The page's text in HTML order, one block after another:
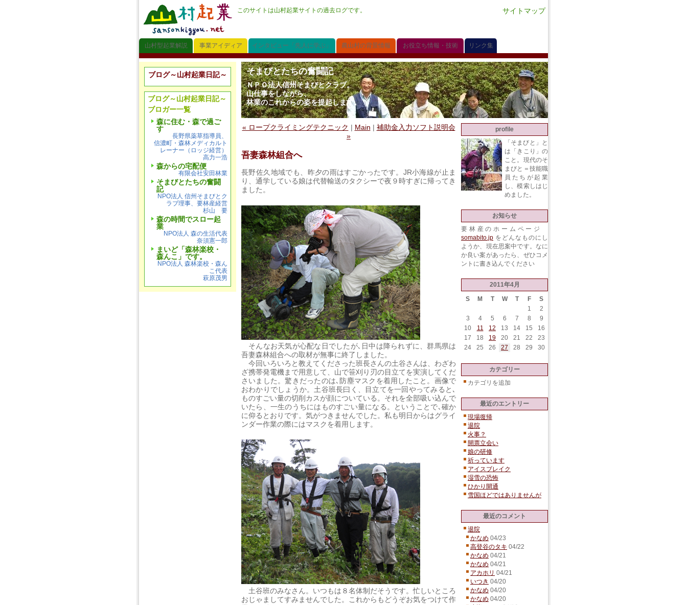
このサイトは山村起業サイトの過去ログです。 サイトマップ
山村型起業解説 事業アイディア インタビュー「先人に学ぶ」 農山村の背景情報 お役立ち情報・技術 リンク集
そまびとたちの奮闘記
ＮＰＯ法人信州そまびとクラブ。
山仕事をしながら、
林業のこれからの姿を提起します。
« ロープクライミングテクニック | Main | 補助金入力ソフト説明会
»
吾妻森林組合へ
長野佐久地域でも、昨夕の雨はすごかったです。JR小海線が止ま
り、通学している娘は代替輸送のタクシーで夜９時すぎに帰ってき
ました。
そんなお天気が心配な日でしたが､日中は降られずに、群馬県は
吾妻森林組合への取材が無事に終了しました。
今回いろいろと教えてくださった班長さんの土谷さんは、わざわ
ざ携帯発電機まで用意して、山で笹刈り刃の目立てを実演してくだ
さいました。驚きだったのは､防塵マスクを着用したこと。画像で
おわかりでしょうか。土谷班長曰く、目立てを一回やってみると､
ものすごい量の切削カスが顔についている。それを全部吸い込んで
いたら、一生のうちにはものすごい量になる。ということで､確か
に仰るとおりです。気がつきませんでした。私も明日からはグライ
ンダー作業の際にはマスクを着用します。
土谷班のみなさん。いつもは８名体制だそうです。忙しいところ
おじゃましてすみませんでした。これからもどうぞお気をつけて作
profile
「そまびと」と
は「きこり」の
こと。現代のそ
まびと＝技能職
員たちが起業
し、模索しはじ
めました。
お知らせ
要林産のホームページ
somabito.jp をどんなものにし
ようか、現在思案中です。なに
か良い案があったら、ぜひコメ
ントに書き込んでください
2011年4月
S
M T W T F
S
1
2
3
4 5 6 7 8
9
10
11 12 13 14 15
16
17
18 19 20 21 22
23
24
25 26 27 28 29 30
カテゴリー
カテゴリを追加
最近のエントリー
現場復帰
退院
火事？
開票立会い
娘の研修
祈っています
アイスブレイク
湿雪の恐怖
ひかり開通
雪国ほどではありませんが
最近のコメント
退院
かなめ 04/23
高登谷のタキ 04/22
かなめ 04/21
かなめ 04/21
アカホリ 04/21
いつき 04/20
かなめ 04/20
かなめ 04/20
ブログ～山村起業日記～
ブログ～山村起業日記～
ブロガー一覧
森に住む・森で過ご
す
長野県薬草指導員、
信濃町・森林メディカルト
レーナー（ロッジ経営）
高力一浩
森からの宅配便
有限会社安田林業
そまびとたちの奮闘
記
NPO法人 信州そまびとク
ラブ理事、要林産経営
杉山 要
森の時間でスロー起
業
NPO法人 森の生活代表
奈須憲一郎
まいど「森林楽校・
森んこ」です。
NPO法人 森林楽校・森ん
こ代表
萩原茂男